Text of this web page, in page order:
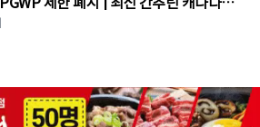
| 캐나다뉴스 | 토론토뉴스